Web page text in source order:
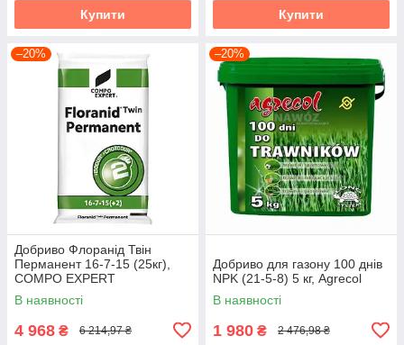
Купити Купити
–20%
Добриво Флоранід Твін
Перманент 16-7-15 (25кг),
COMPO EXPERT
В наявності
4 968 ₴ 6 214,97 ₴
–20%
Добриво для газону 100 днів
NPK (21-5-8) 5 кг, Agrecol
В наявності
1 980 ₴ 2 476,98 ₴